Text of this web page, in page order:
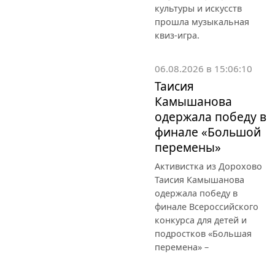
культуры и искусств
прошла музыкальная
квиз-игра.
06.08.2026 в 15:06:10
Таисия
Камышанова
одержала победу в
финале «Большой
перемены»
Активистка из Дорохово
Таисия Камышанова
одержала победу в
финале Всероссийского
конкурса для детей и
подростков «Большая
перемена» –